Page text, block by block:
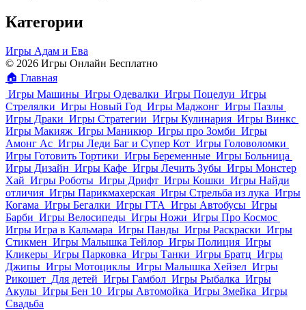
Категории
Игры Адам и Ева
© 2026 Игры Онлайн Бесплатно
🏠 Главная
Игры Машины Игры Одевалки Игры Поцелуи Игры
Стрелялки Игры Новый Год Игры Маджонг Игры Пазлы
Игры Драки Игры Стратегии Игры Кулинария Игры Винкс
Игры Макияж Игры Маникюр Игры про Зомби Игры
Амонг Ас Игры Леди Баг и Супер Кот Игры Головоломки
Игры Готовить Тортики Игры Беременные Игры Больница
Игры Дизайн Игры Кафе Игры Лечить Зубы Игры Монстер
Хай Игры Роботы Игры Дрифт Игры Кошки Игры Найди
отличия Игры Парикмахерская Игры Стрельба из лука Игры
Когама Игры Бегалки Игры ГТА Игры Автобусы Игры
Барби Игры Велосипеды Игры Ножи Игры Про Космос
Игры Игра в Кальмара Игры Панды Игры Раскраски Игры
Стикмен Игры Малышка Тейлор Игры Полиция Игры
Кликеры Игры Парковка Игры Танки Игры Братц Игры
Джипы Игры Мотоциклы Игры Малышка Хейзел Игры
Рикошет Для детей Игры Гамбол Игры Рыбалка Игры
Акулы Игры Бен 10 Игры Автомойка Игры Змейка Игры
Свадьба